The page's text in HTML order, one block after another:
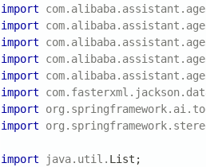
import
com. alibaba. assistant .
import
com. alibaba. assistant .
import
com. alibaba. assistant .
import
com. alibaba. assistant .
import
com. alibaba. assistant .
import
com. fasterxml . jackson.
import
org . springframework. ai .
import
org . springframework.
import java. util . List ;